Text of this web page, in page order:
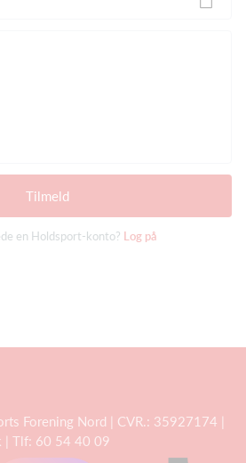
Tilmeld
en Holdsport-konto? Log på
Forening Nord | CVR.: 35927174 |
| Tlf: 60 54 40 09